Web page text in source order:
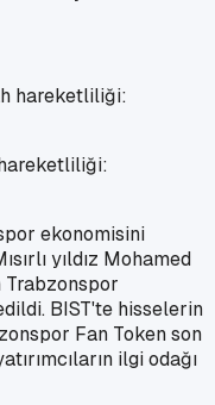
ekonomisini
yıldız Mohamed
Trabzonspor
BIST'te hisselerin
Fan Token son
ilgi odağı